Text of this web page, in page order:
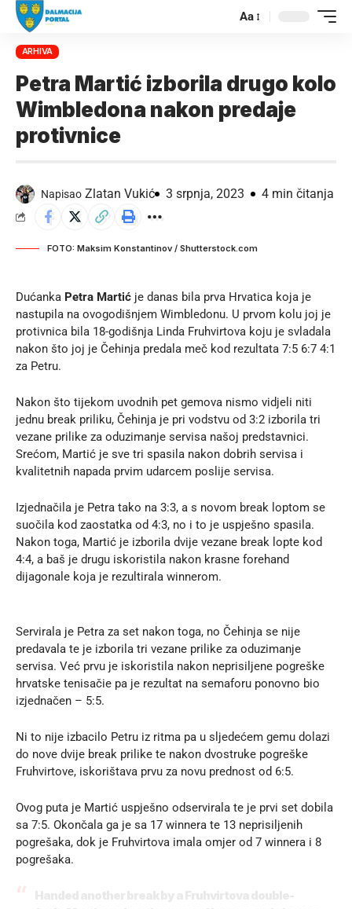
Aa
ARHIVA
Petra Martić izborila drugo kolo
Wimbledona nakon predaje
protivnice
Napisao Zlatan Vukić 3 srpnja, 2023 4 min čitanja
FOTO: Maksim Konstantinov / Shutterstock.com
Dućanka Petra Martić je danas bila prva Hrvatica koja je
nastupila na ovogodišnjem Wimbledonu. U prvom kolu joj je
protivnica bila 18-godišnja Linda Fruhvirtova koju je svladala
nakon što joj je Čehinja predala meč kod rezultata 7:5 6:7 4:1
za Petru.
Nakon što tijekom uvodnih pet gemova nismo vidjeli niti
jednu break priliku, Čehinja je pri vodstvu od 3:2 izborila tri
vezane prilike za oduzimanje servisa našoj predstavnici.
Srećom, Martić je sve tri spasila nakon dobrih servisa i
kvalitetnih napada prvim udarcem poslije servisa.
Izjednačila je Petra tako na 3:3, a s novom break loptom se
suočila kod zaostatka od 4:3, no i to je uspješno spasila.
Nakon toga, Martić je izborila dvije vezane break lopte kod
4:4, a baš je drugu iskoristila nakon krasne forehand
dijagonale koja je rezultirala winnerom.
Servirala je Petra za set nakon toga, no Čehinja se nije
predavala te je izborila tri vezane prilike za oduzimanje
servisa. Već prvu je iskoristila nakon neprisiljene pogreške
hrvatske tenisačie pa je rezultat na semaforu ponovno bio
izjednačen – 5:5.
Ni to nije izbacilo Petru iz ritma pa u sljedećem gemu dolazi
do nove dvije break prilike te nakon dvostruke pogreške
Fruhvirtove, iskorištava prvu za novu prednost od 6:5.
Ovog puta je Martić uspješno odservirala te je prvi set dobila
sa 7:5. Okončala ga je sa 17 winnera te 13 neprisiljenih
pogrešaka, dok je Fruhvirtova imala omjer od 7 winnera i 8
pogrešaka.